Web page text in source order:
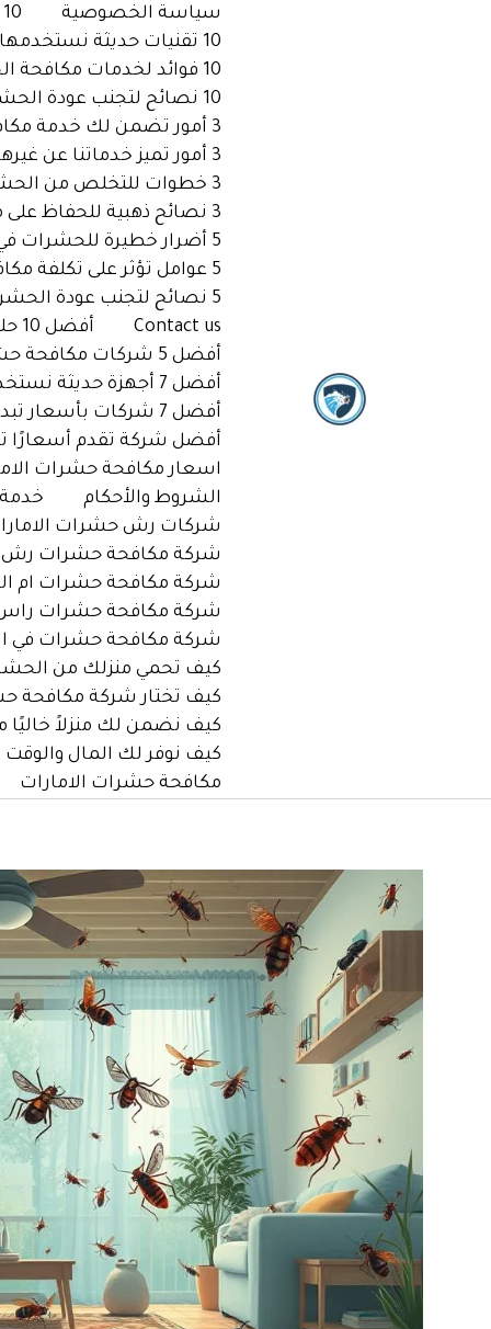
سياسة الخصوصية
10 أسباب تجعل أسعارنا هي الأفضل في مكافحة الحشرات بالإمارات
10 تقنيات حديثة نستخدمها في مكافحة الحشرات بالإمارات
10 فوائد لخدمات مكافحة الحشرات الاحترافية بالإمارات
10 نصائح لتجنب عودة الحشرات بعد معالجتها بالإمارات
3 أمور تضمن لك خدمة مكافحة حشرات فعالة بأسعار مناسبة بالإمارات
3 أمور تميز خدماتنا عن غيرها في مكافحة الحشرات بالإمارات
3 خطوات للتخلص من الحشرات بشكل آمن مع أفضل شركة بالإمارات
3 نصائح ذهبية للحفاظ على منزلك خاليًا من الحشرات بالإمارات
5 أضرار خطيرة للحشرات في منزلك وكيفية التخلص منها بالإمارات
5 عوامل تؤثر على تكلفة مكافحة الحشرات بالإمارات
5 نصائح لتجنب عودة الحشرات بعد المكافحة بالإمارات
Contact us
أفضل 10 حلول لمكافحة الحشرات بطريقة آمنة بالإمارات
أفضل 5 شركات مكافحة حشرات في الإمارات بخدمات مميزة
أفضل 7 أجهزة حديثة نستخدمها لمكافحة الحشرات بالإمارات
أفضل 7 شركات بأسعار تبدأ من 5 دراهم فقط!
أفضل شركة تقدم أسعارًا
اسعار مكافحة حشرات
الشروط والأحكام
خدمة
شركات رش حشرات
شركة مكافحة حشرات رش
شركة مكافحة حشرات ام
شركة مكافحة حشرات راس
شركة مكافحة حشرات في
كيف تحمي منزلك من الحشرات في
كيف تختار شركة مكافحة
كيف نضمن لك منزلاً خاليًا من
كيف نوفر لك المال
مكافحة حشرات الامارات